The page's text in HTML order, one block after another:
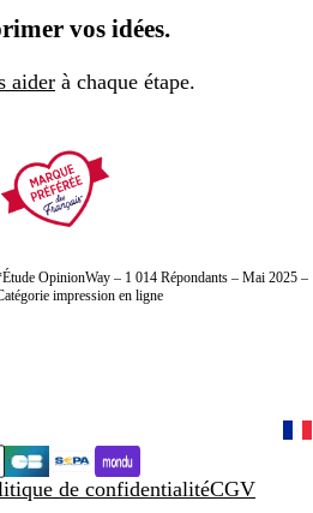
lalalavos idées.
aider à chaque étape.
OpinionWay – 1 014 Répondants – Mai 2025 –
impression en ligne
de confidentialitéCGV